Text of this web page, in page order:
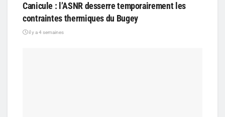
Canicule : l’ASNR desserre temporairement les
contraintes thermiques du Bugey
il y a 4 semaines